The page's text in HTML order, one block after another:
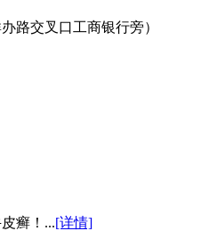
路交叉口工商银行旁）
癣！...[详情]